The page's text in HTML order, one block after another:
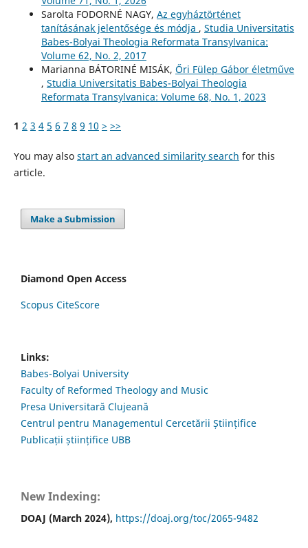
Sarolta FODORNÉ NAGY, Az egyháztörténet
tanításának jelentősége és módja , Studia Universitatis
Babes-Bolyai Theologia Reformata Transylvanica:
Volume 62, No. 2, 2017
Marianna BÁTORINÉ MISÁK, Őri Fülep Gábor életműve
, Studia Universitatis Babes-Bolyai Theologia
Reformata Transylvanica: Volume 68, No. 1, 2023
1 2 3 4 5 6 7 8 9 10 > >>
You may also start an advanced similarity search for this
article.
Make a Submission
Diamond Open Access
Scopus CiteScore
Links:
Babes-Bolyai University
Faculty of Reformed Theology and Music
Presa Universitară Clujeană
Centrul pentru Managementul Cercetării Științifice
Publicații științifice UBB
New Indexing:
DOAJ (March 2024), https://doaj.org/toc/2065-9482